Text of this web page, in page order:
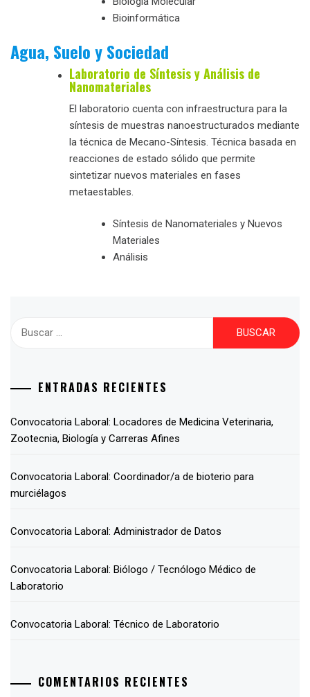
Bioinformática
Agua, Suelo y Sociedad
Laboratorio de Síntesis y Análisis de
Nanomateriales
El laboratorio cuenta con infraestructura para la
síntesis de muestras nanoestructurados mediante
la técnica de Mecano-Síntesis. Técnica basada en
reacciones de estado sólido que permite
sintetizar nuevos materiales en fases
metaestables.
Síntesis de Nanomateriales y Nuevos
Materiales
Análisis
ENTRADAS RECIENTES
Convocatoria Laboral: Locadores de Medicina Veterinaria,
Zootecnia, Biología y Carreras Afines
Convocatoria Laboral: Coordinador/a de bioterio para
murciélagos
Convocatoria Laboral: Administrador de Datos
Convocatoria Laboral: Biólogo / Tecnólogo Médico de
Laboratorio
Convocatoria Laboral: Técnico de Laboratorio
COMENTARIOS RECIENTES